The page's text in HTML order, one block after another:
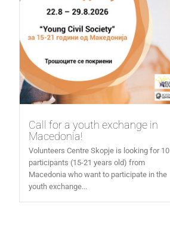
Call for a youth exchange in
Macedonia!
Volunteers Centre Skopje is looking for 10
participants (15-21 years old) from
Macedonia who want to participate in the
youth exchange...